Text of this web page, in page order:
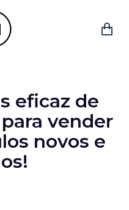
eficaz de
vender
novos e